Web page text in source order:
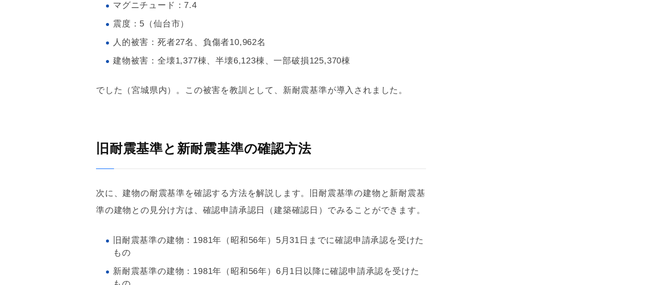
マグニチュード：7.4
震度：5（仙台市）
人的被害：死者27名、負傷者10,962名
建物被害：全壊1,377棟、半壊6,123棟、一部破損125,370棟
でした（宮城県内）。この被害を教訓として、 新耐震基準が導入されました。
旧耐震基準と新耐震基準の確認方法
次に、建物の耐震基準を確認する方法を解説します。 旧耐震基準の建物と 新耐震基
準の建物との見分け方は、確認申請承認日（建築確認日）でみることができます。
旧耐震基準の建物：1981年（昭和56年）5月31日までに確認申請承認を受けた
もの
新耐震基準の建物：1981年（昭和56年）6月1日以降に確認申請承認を受けた